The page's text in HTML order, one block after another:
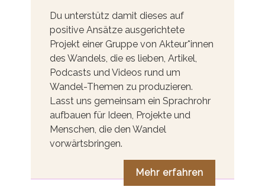
Du unterstütz damit dieses auf
positive Ansätze ausgerichtete
Projekt einer Gruppe von Akteur*innen
des Wandels, die es lieben, Artikel,
Podcasts und Videos rund um
Wandel-Themen zu produzieren.
Lasst uns gemeinsam ein Sprachrohr
aufbauen für Ideen, Projekte und
Menschen, die den Wandel
vorwärtsbringen.
Mehr erfahren